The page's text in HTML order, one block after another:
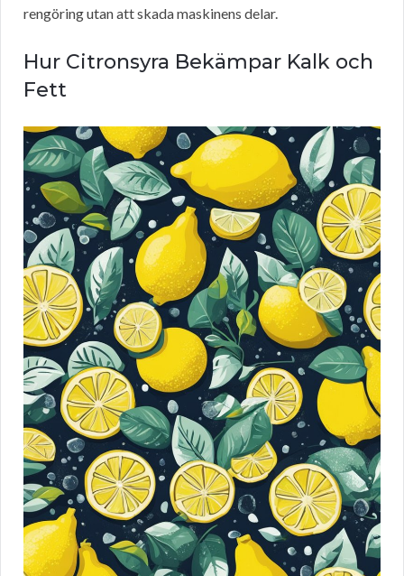
rengöring utan att skada maskinens delar.
Hur Citronsyra Bekämpar Kalk och
Fett